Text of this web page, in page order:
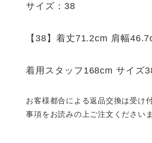
サイズ：38
【38】着丈71.2cm 肩幅
着用スタッフ168cm サイズ
お客様都合による返品交換は受け
事項をお読みの上ご注文くださいま